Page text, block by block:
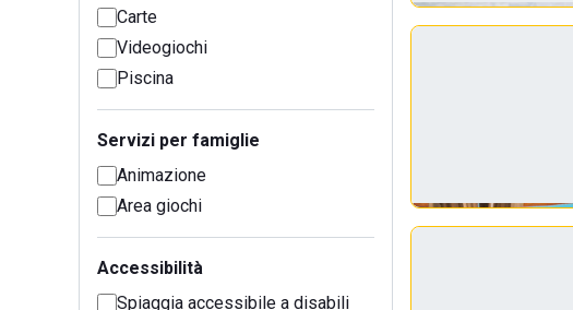
Carte
Videogiochi
Piscina
Servizi per famiglie
Animazione
Area giochi
Accessibilità
Spiaggia accessibile a disabili